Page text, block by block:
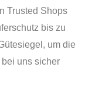
Trusted Shops
bis zu
um die
uns sicher